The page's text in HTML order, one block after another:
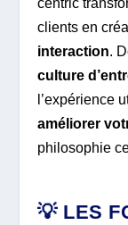
clients en
interaction.
culture
l’expérience
améliorer
philosophie
💡 LES